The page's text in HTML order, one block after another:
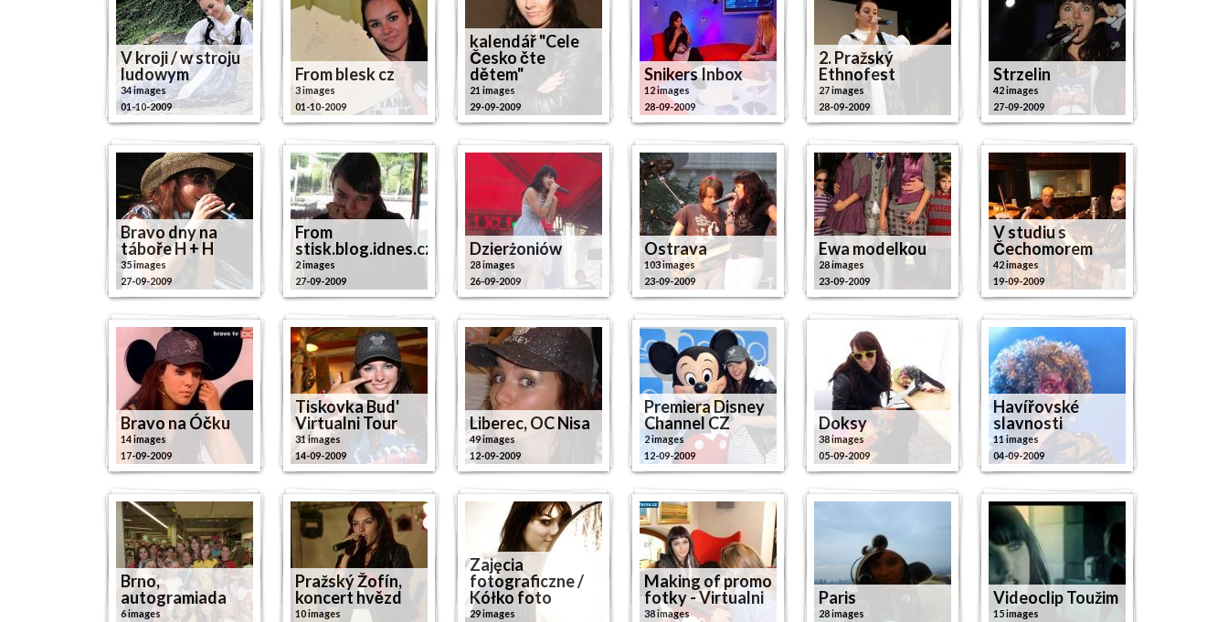
V kroji / w stroju
ludowym
34 images
01-10-2009
From blesk cz
3 images
01-10-2009
kalendář "Cele
Česko čte
dětem"
21 images
29-09-2009
Snikers Inbox
12 images
28-09-2009
2. Pražský
Ethnofest
27 images
28-09-2009
Strzelin
42 images
27-09-2009
Bravo dny na
táboře H + H
35 images
27-09-2009
From
stisk.blog.idnes.cz
2 images
27-09-2009
Dzierżoniów
28 images
26-09-2009
Ostrava
103 images
23-09-2009
Ewa modelkou
28 images
23-09-2009
V studiu s
Čechomorem
42 images
19-09-2009
Bravo na Óčku
14 images
17-09-2009
Tiskovka Bud'
Virtualni Tour
31 images
14-09-2009
Liberec, OC Nisa
49 images
12-09-2009
Premiera Disney
Channel CZ
2 images
12-09-2009
Doksy
38 images
05-09-2009
Havířovské
slavnosti
11 images
04-09-2009
Brno,
autogramiada
6 images
Pražský Žofín,
koncert hvězd
10 images
Zajęcia
fotograficzne /
Kółko foto
29 images
Making of promo
fotky - Virtualni
38 images
Paris
28 images
Videoclip Toužim
15 images